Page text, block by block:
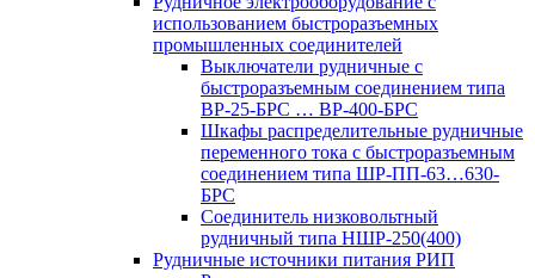
использованием быстроразъемных
промышленных соединителей
Выключатели рудничные с
быстроразъемным соединением типа
ВР-25-БРС … ВР-400-БРС
Шкафы распределительные рудничные
переменного тока с быстроразъемным
соединением типа ШР-ПП-63…630-
БРС
Соединитель низковольтный
рудничный типа НШР-250(400)
Рудничные источники питания РИП